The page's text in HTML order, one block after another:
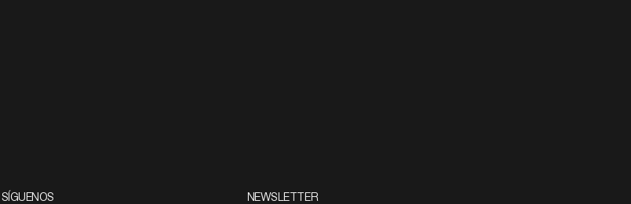
SÍGUENOS NEWSLETTER